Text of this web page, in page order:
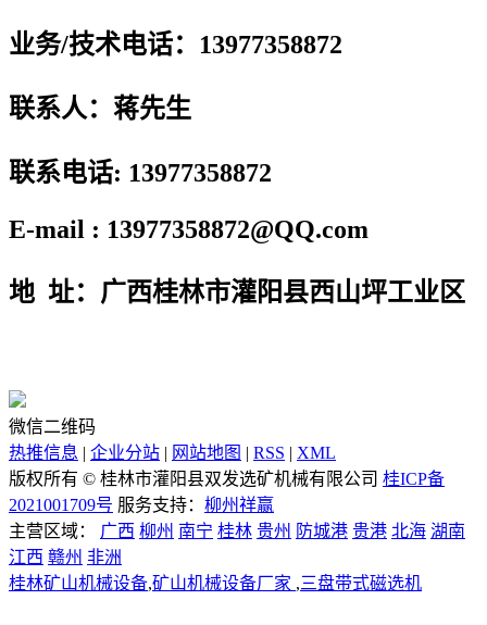
业务/技术电话：13977358872
联系人：蒋先生
联系电话: 13977358872
E-mail : 13977358872@QQ.com
地 址：广西桂林市灌阳县西山坪工业区
微信二维码
热推信息 | 企业分站 | 网站地图 | RSS | XML
版权所有 © 桂林市灌阳县双发选矿机械有限公司 桂ICP备
2021001709号 服务支持： 柳州祥赢
主营区域： 广西 柳州 南宁 桂林 贵州 防城港 贵港 北海 湖南
江西 赣州 非洲
桂林矿山机械设备,矿山机械设备厂家 ,三盘带式磁选机